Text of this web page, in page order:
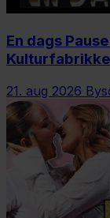
En dags
21. aug 2026